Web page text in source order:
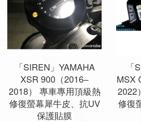
「SIREN」YAMAHA
XSR 900（2016–
2018） 專車專用頂級熱
修復螢幕犀牛皮、抗UV
保護貼膜
MSX
2022
修復